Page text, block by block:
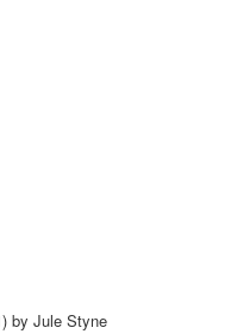
by Jule Styne